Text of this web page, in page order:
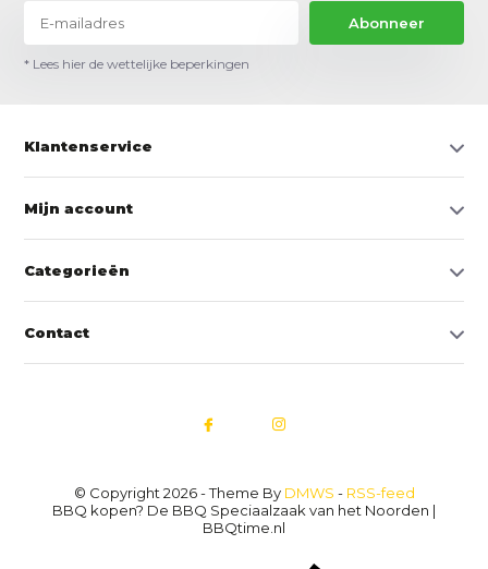
Abonneer
* Lees hier de wettelijke beperkingen
Klantenservice
Mijn account
Categorieën
Contact
© Copyright 2026 - Theme By DMWS - RSS-feed
BBQ kopen? De BBQ Speciaalzaak van het Noorden |
BBQtime.nl